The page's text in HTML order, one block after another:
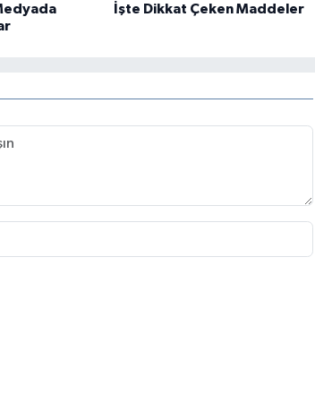
İşte Dikkat Çeken Maddeler